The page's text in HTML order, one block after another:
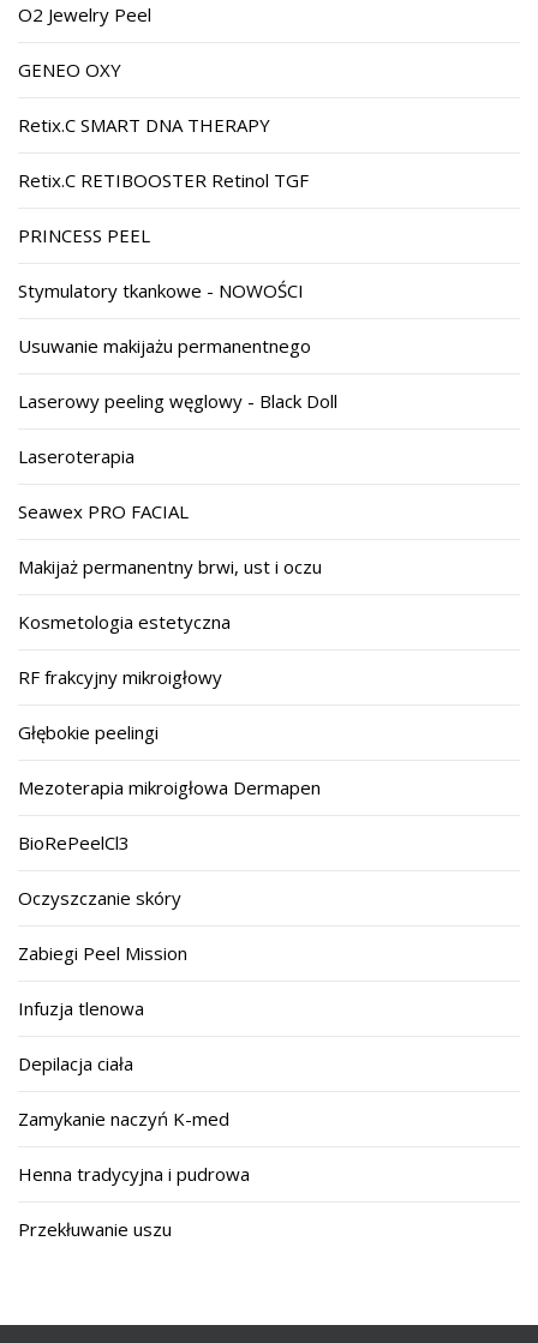
O2 Jewelry Peel
GENEO OXY
Retix.C SMART DNA THERAPY
Retix.C RETIBOOSTER Retinol TGF
PRINCESS PEEL
Stymulatory tkankowe - NOWOŚCI
Usuwanie makijażu permanentnego
Laserowy peeling węglowy - Black Doll
Laseroterapia
Seawex PRO FACIAL
Makijaż permanentny brwi, ust i oczu
Kosmetologia estetyczna
RF frakcyjny mikroigłowy
Głębokie peelingi
Mezoterapia mikroigłowa Dermapen
BioRePeelCl3
Oczyszczanie skóry
Zabiegi Peel Mission
Infuzja tlenowa
Depilacja ciała
Zamykanie naczyń K-med
Henna tradycyjna i pudrowa
Przekłuwanie uszu